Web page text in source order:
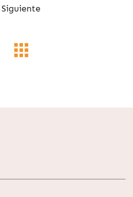
Siguiente